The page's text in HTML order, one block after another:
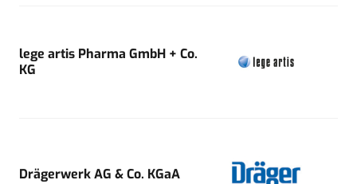
lege artis Pharma GmbH + Co.
KG
Drägerwerk AG & Co. KGaA